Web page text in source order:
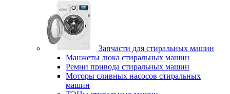
Запчасти для стиральных машин
Манжеты люка стиральных машин
Ремни привода стиральных машин
Моторы сливных насосов стиральных
машин